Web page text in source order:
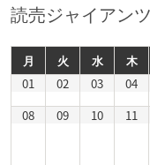
読売ジャイアン
月 火 水 木
01
02 03 04
08
09 10 11